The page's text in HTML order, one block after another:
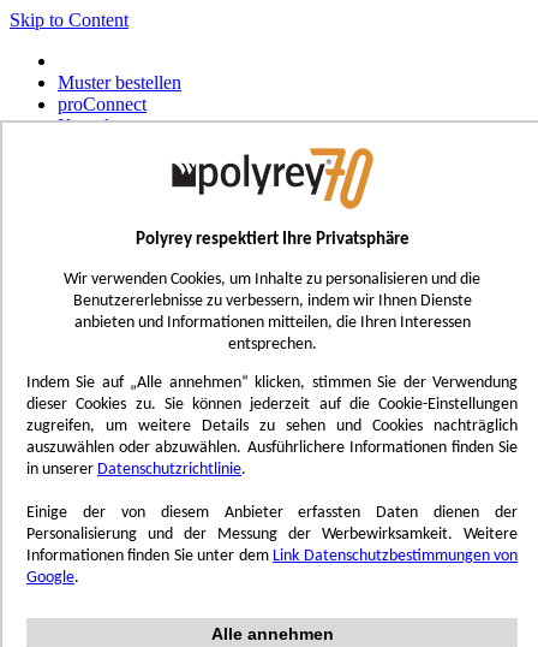
Polyrey respektiert Ihre Privatsphäre
Wir verwenden Cookies, um Inhalte zu personalisieren und die
Benutzererlebnisse zu verbessern, indem wir Ihnen Dienste
anbieten und Informationen mitteilen, die Ihren Interessen
entsprechen.
Indem Sie auf „Alle annehmen“ klicken, stimmen Sie der Verwendung
dieser Cookies zu. Sie können jederzeit auf die Cookie-Einstellungen
zugreifen, um weitere Details zu sehen und Cookies nachträglich
auszuwählen oder abzuwählen. Ausführlichere Informationen finden Sie
in unserer Datenschutzrichtlinie.
Einige der von diesem Anbieter erfassten Daten dienen der
Personalisierung und der Messung der Werbewirksamkeit. Weitere
Informationen finden Sie unter dem Link Datenschutzbestimmungen von
Google.
Alle annehmen
Skip to Content
Muster bestellen
proConnect
Kontakt
Français
UK - Ireland
International
Español
Nederlands
Toggle Nav
Menu
Trend'Lab
Marble Obsession
Terrazzo Passion
Crafted Tiles
Woods Custom